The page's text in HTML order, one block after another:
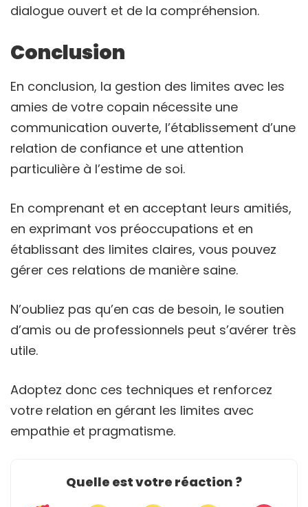
dialogue ouvert et de la compréhension.
Conclusion
En conclusion, la gestion des limites avec les
amies de votre copain nécessite une
communication ouverte, l’établissement d’une
relation de confiance et une attention
particulière à l’estime de soi.
En comprenant et en acceptant leurs amitiés,
en exprimant vos préoccupations et en
établissant des limites claires, vous pouvez
gérer ces relations de manière saine.
N’oubliez pas qu’en cas de besoin, le soutien
d’amis ou de professionnels peut s’avérer très
utile.
Adoptez donc ces techniques et renforcez
votre relation en gérant les limites avec
empathie et pragmatisme.
Quelle est votre réaction ?